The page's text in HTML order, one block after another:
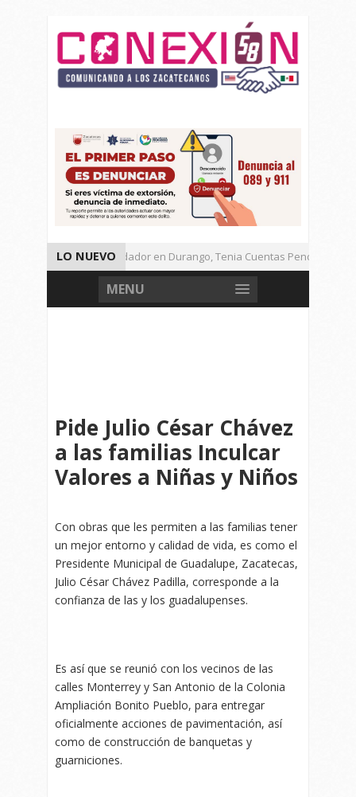
LO NUEVO
Detienen a Defraudador en Durango, Tenia Cuentas Pendientes en
Presenta Presidenta Sheinbaum, 10 Acciones Para Explotación de
MENU
Pide Julio César Chávez
a las familias Inculcar
Valores a Niñas y Niños
Con obras que les permiten a las familias tener
un mejor entorno y calidad de vida, es como el
Presidente Municipal de Guadalupe, Zacatecas,
Julio César Chávez Padilla, corresponde a la
confianza de las y los guadalupenses.
Es así que se reunió con los vecinos de las
calles Monterrey y San Antonio de la Colonia
Ampliación Bonito Pueblo, para entregar
oficialmente acciones de pavimentación, así
como de construcción de banquetas y
guarniciones.